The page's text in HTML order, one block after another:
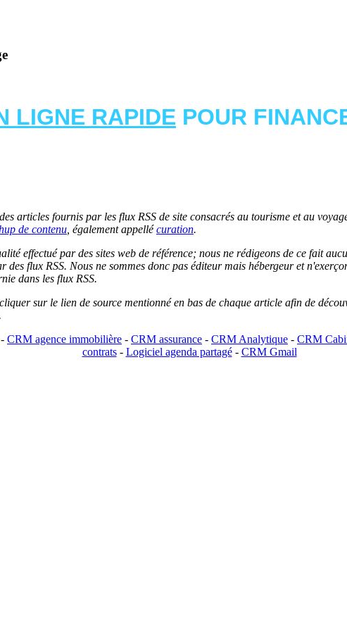
LIGNE RAPIDE POUR
articles fournis par les flux RSS de site consacrés au tourisme et au
de contenu, également appellécuration.
effectué par des sites web de référence; nous ne rédigeons de ce fait
flux RSS. Nous ne sommes donc pas éditeur mais hébergeur et
dans les flux RSS.
sur le lien de source mentionné en bas de chaque article afin de
- CRM agence immobilière - CRM assurance - CRM Analytique - CRM
contrats- Logiciel agenda partagé- CRM Gmail